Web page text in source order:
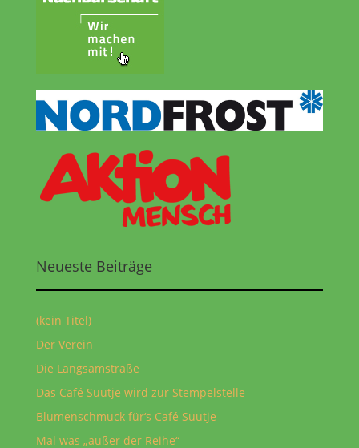
Neueste Beiträge
(kein Titel)
Der Verein
Die Langsamstraße
Das Café Suutje wird zur Stempelstelle
Blumenschmuck für‘s Café Suutje
Mal was „außer der Reihe“